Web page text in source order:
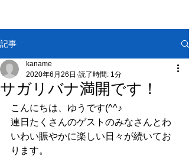
記事
サガリバナ満開です！
kaname
2020年6月26日 読了時間: 1分
こんにちは、ゆうです(^^♪
連日たくさんのゲストのみなさんとわ
いわい賑やかに楽しい日々が続いてお
ります。